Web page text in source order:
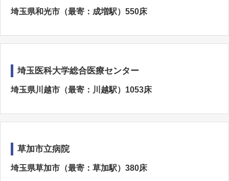
埼玉県和光市（最寄：成増駅）550床
埼玉医科大学総合医療センター
埼玉県川越市（最寄：川越駅）1053床
草加市立病院
埼玉県草加市（最寄：草加駅）380床